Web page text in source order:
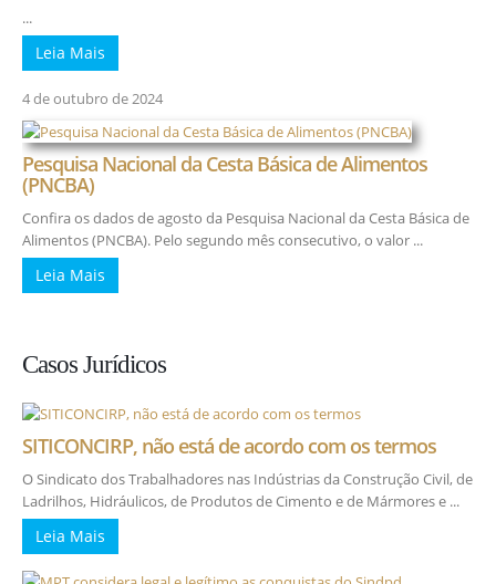
...
Leia Mais
4 de outubro de 2024
Pesquisa Nacional da Cesta Básica de Alimentos
(PNCBA)
Confira os dados de agosto da Pesquisa Nacional da Cesta Básica de
Alimentos (PNCBA). Pelo segundo mês consecutivo, o valor ...
Leia Mais
Casos Jurídicos
SITICONCIRP, não está de acordo com os termos
O Sindicato dos Trabalhadores nas Indústrias da Construção Civil, de
Ladrilhos, Hidráulicos, de Produtos de Cimento e de Mármores e ...
Leia Mais